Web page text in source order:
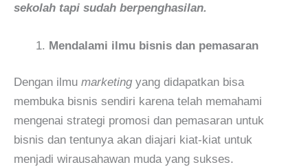
sekolah tapi sudah berpenghasilan.
Mendalami ilmu bisnis dan pemasaran
Dengan ilmu marketingyang didapatkan bisa
membuka bisnis sendiri karena telah memahami
mengenai strategi promosi dan pemasaran untuk
bisnis dan tentunya akan diajari kiat-kiat untuk
menjadi wirausahawan muda yang sukses.